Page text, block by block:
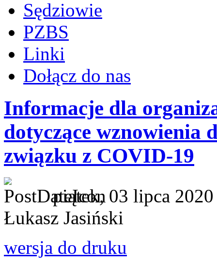
Sędziowie
PZBS
Linki
Dołącz do nas
Informacje dla
dotyczące wznowienia
związku z COVID-19
piątek, 03 lipca
Łukasz Jasiński
wersja do druku